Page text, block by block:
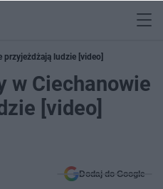
przyjeżdżają ludzie [video]
w Ciechanowie
[video]
Dodaj do Google